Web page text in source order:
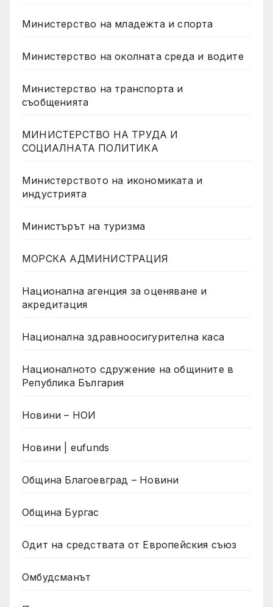
Министерство на младежта и спорта
Министерство на околната среда и водите
Министерство на транспорта и
съобщенията
МИНИСТЕРСТВО НА ТРУДА И
СОЦИАЛНАТА ПОЛИТИКА
Министерството на икономиката и
индустрията
Министърът на туризма
МОРСКА АДМИНИСТРАЦИЯ
Национална агенция за оценяване и
акредитация
Национална здравноосигурителна каса
Националното сдружение на общините в
Република България
Новини – НОИ
Новини | eufunds
Община Благоевград – Новини
Община Бургас
Одит на средствата от Европейския съюз
Омбудсманът